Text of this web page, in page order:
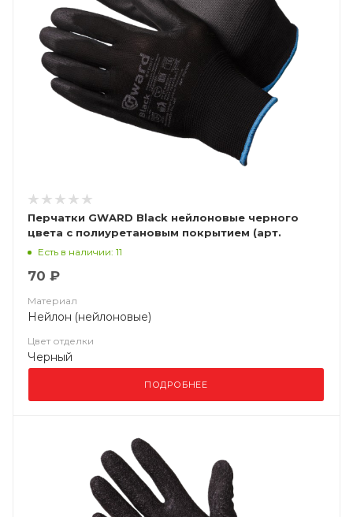
Перчатки GWARD Black нейлоновые черного
цвета с полиуретановым покрытием (арт.
PU1001)
Есть в наличии: 11
70 ₽
Материал
Нейлон (нейлоновые)
Цвет отделки
Черный
ПОДРОБНЕЕ